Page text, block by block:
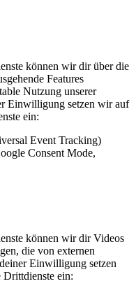
können wir dir über die
Features
Nutzung unserer
Einwilligung setzen wir auf
ein:
Event Tracking)
Consent Mode,
können wir dir Videos
die von externen
Einwilligung setzen
Drittdienste ein: